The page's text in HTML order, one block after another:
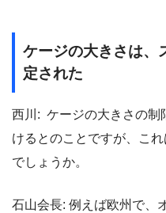
ケージの大きさは、
定された
西川: ケージの大きさの制
けるとのことですが、こ
でしょうか。
石山会長: 例えば欧州で、